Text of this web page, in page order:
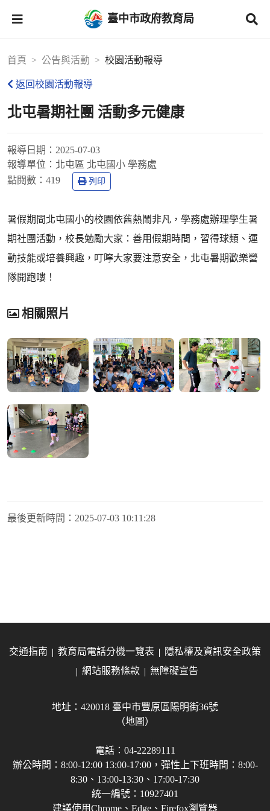
臺中市政府教育局
首頁 公告與活動 校園活動報導
返回校園活動報導
北屯暑期社團 活動多元健康
報導日期： 2025-07-03
報導單位： 北屯區 北屯國小 學務處
點閱數： 419 列印
暑假期間北屯國小的校園依舊熱鬧非凡，學務處辦理學生暑
期社團活動，校長勉勵大家：善用假期時間，習得球類、運
動技能或培養興趣，叮嚀大家要注意安全，北屯暑期歡樂營
隊開跑嘍！
相關照片
最後更新時間： 2025-07-03 10:11:28
交通指南 教育局電話分機一覽表
隱私權及資訊安全政策
網站服務條款
無障礙宣告
地址：420018 臺中市豐原區陽明街36號
（地圖）
電話：04-22289111
辦公時間：8:00-12:00 13:00-17:00，彈性上下班時間：8:00-
8:30、13:00-13:30、17:00-17:30
統一編號：10927401
建議使用Chrome、Edge、Firefox瀏覽器